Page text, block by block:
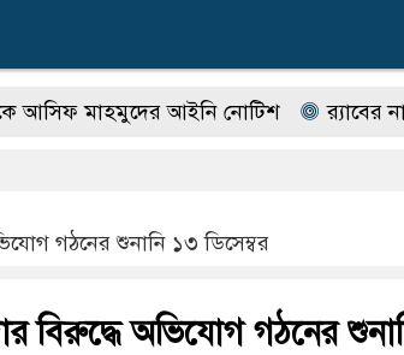
মাহমুদের আইনি নোটিশ র‍্যাবের নাম
গঠনের শুনানি ১৩ ডিসেম্বর
বিরুদ্ধে অভিযোগ গঠনের